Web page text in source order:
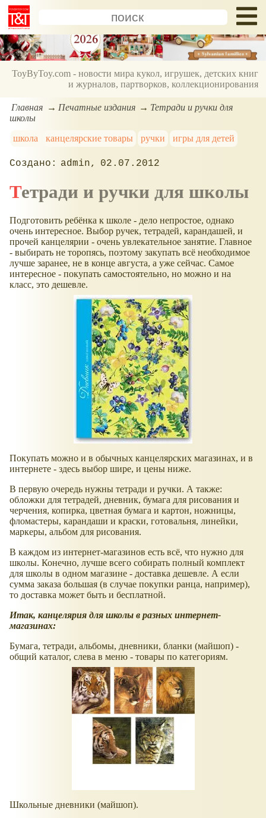
ToyByToy.com - новости мира кукол, игрушек, детских книг
и журналов, партворков, коллекционирования
Главная Печатные издания
Тетради и ручки для
школы
школа
канцелярские товары ручки игры для детей
admin 02.07.2012
Тетради и ручки для школы
Подготовить ребёнка к школе - дело непростое, однако
очень интересное. Выбор ручек, тетрадей, карандашей, и
прочей канцелярии - очень увлекательное занятие. Главное
- выбирать не торопясь, поэтому закупать всё необходимое
лучше заранее, не в конце августа, а уже сейчас. Самое
интересное - покупать самостоятельно, но можно и на
класс, это дешевле.
Покупать можно и в обычных канцелярских магазинах, и в
интернете - здесь выбор шире, и цены ниже.
В первую очередь нужны тетради и ручки. А также:
обложки для тетрадей, дневник, бумага для рисования и
черчения, копирка, цветная бумага и картон, ножницы,
фломастеры, карандаши и краски, готовальня, линейки,
маркеры, альбом для рисования.
В каждом из интернет-магазинов есть всё, что нужно для
школы. Конечно, лучше всего собирать полный комплект
для школы в одном магазине - доставка дешевле. А если
сумма заказа большая (в случае покупки ранца, например),
то доставка может быть и бесплатной.
Итак, канцелярия для школы в разных интернет-
магазинах:
Бумага, тетради, альбомы, дневники, бланки (майшоп) -
общий каталог, слева в меню - товары по категориям.
Школьные дневники (майшоп).